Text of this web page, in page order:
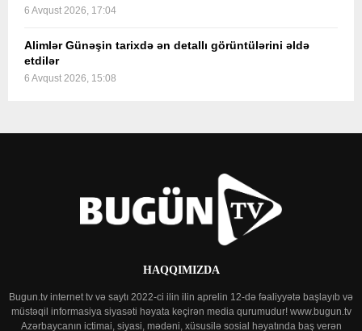
6 Avqust 2026, 17:04
Alimlər Günəşin tarixdə ən detallı görüntülərini əldə
etdilər
6 Avqust 2026, 15:08
HAQQIMIZDA
Bugun.tv internet tv və saytı 2022-ci ilin ilin aprelin 12-də fəaliyyətə başlayıb və
müstəqil informasiya siyasəti həyata keçirən media qurumudur! www.bugun.tv
Azərbaycanın ictimai, siyasi, mədəni, xüsusilə sosial həyatında baş verən